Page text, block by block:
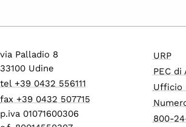
via Palladio 8
33100 Udine
tel +39 0432 556111
fax +39 0432 507715
p.iva 01071600306
URP
PEC di
Ufficio
800-